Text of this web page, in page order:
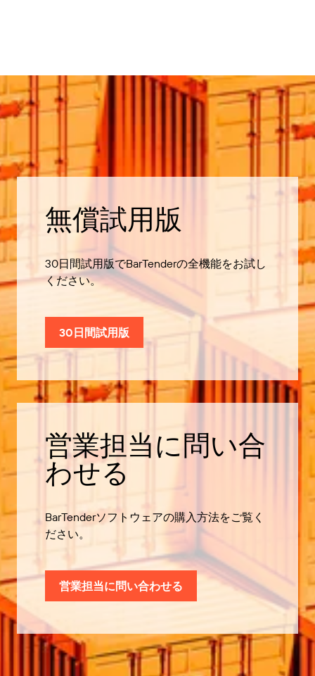
無償試用版
30日間試用版でBarTenderの全機能をお試し
ください。
30日間試用版
営業担当に問い合
わせる
BarTenderソフトウェアの購入方法をご覧く
ださい。
営業担当に問い合わせる